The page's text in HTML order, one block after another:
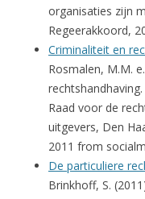
organisaties zijn
Regeerakkoord,
Criminaliteit en
Rosmalen, M.M.
Raad voor de
uitgevers, Den
2011 from
De particuliere
Brinkhoff, S.